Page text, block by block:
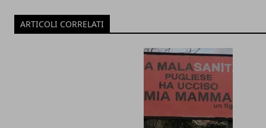
ARTICOLI CORRELATI